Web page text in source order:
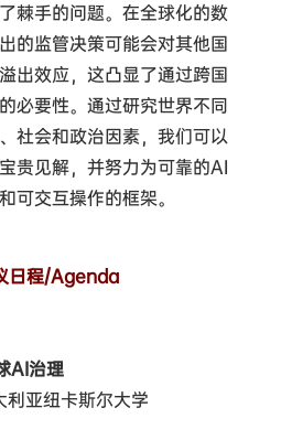
棘手的问题。在全球化的数
的监管决策可能会对其他国
出效应，这凸显了通过跨国
必要性。通过研究世界不同
社会和政治因素，我们可以
贵见解，并努力为可靠的AI
可交互操作的框架。
日程/Agenda
AI治理
亚纽卡斯尔大学